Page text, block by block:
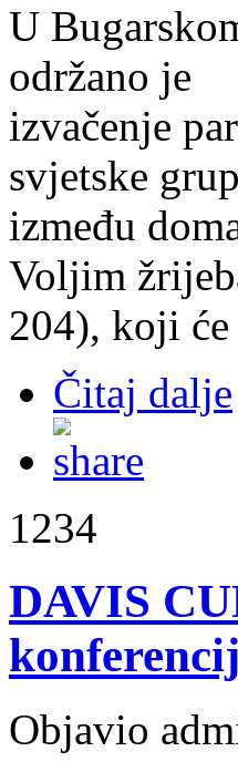
U
održano je
izvačenje
svjetske
između
Voljim
204), koji će
Čitaj dalje
1234
DAVIS
Objavio